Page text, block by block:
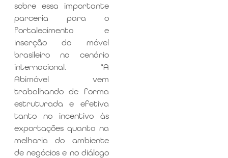
sobre essa importante
parceria para o
fortalecimento e
inserção do móvel
brasileiro no cenário
internacional. “A
Abimóvel vem
trabalhando de forma
estruturada e efetiva
tanto no incentivo às
exportações quanto na
melhoria do ambiente
de negócios e no diálogo